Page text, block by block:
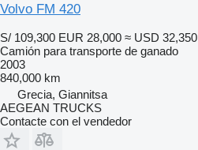
Volvo FM 420
S/ 109,300 EUR 28,000 ≈ USD 32,350
Camión para transporte de ganado
2003
840,000 km
Grecia, Giannitsa
AEGEAN TRUCKS
Contacte con el vendedor